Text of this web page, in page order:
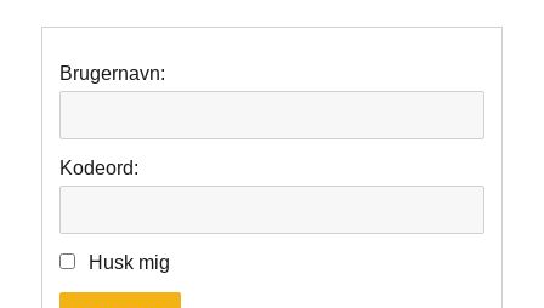
Brugernavn:
Kodeord:
Husk mig